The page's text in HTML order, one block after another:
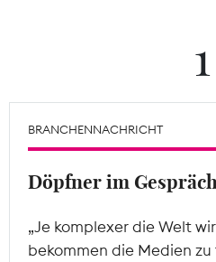
Mitgliederbereich
1
BRANCHENNACHRICHT
Döpfner im
„Je komplexer die Welt
bekommen die Medien